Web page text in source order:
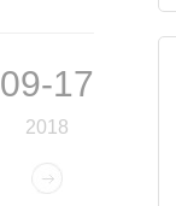
09-17
2018